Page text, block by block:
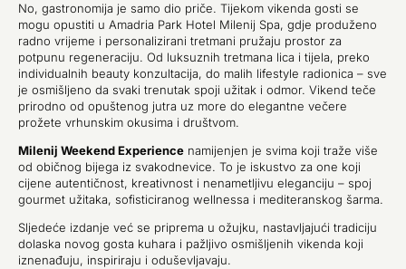
No, gastronomija je samo dio priče. Tijekom vikenda gosti se
mogu opustiti u Amadria Park Hotel Milenij Spa, gdje produženo
radno vrijeme i personalizirani tretmani pružaju prostor za
potpunu regeneraciju. Od luksuznih tretmana lica i tijela, preko
individualnih beauty konzultacija, do malih lifestyle radionica – sve
je osmišljeno da svaki trenutak spoji užitak i odmor. Vikend teče
prirodno od opuštenog jutra uz more do elegantne večere
prožete vrhunskim okusima i društvom.
Milenij Weekend Experience namijenjen je svima koji traže više
od običnog bijega iz svakodnevice. To je iskustvo za one koji
cijene autentičnost, kreativnost i nenametljivu eleganciju – spoj
gourmet užitaka, sofisticiranog wellnessa i mediteranskog šarma.
Sljedeće izdanje već se priprema u ožujku, nastavljajući tradiciju
dolaska novog gosta kuhara i pažljivo osmišljenih vikenda koji
iznenađuju, inspiriraju i oduševljavaju.